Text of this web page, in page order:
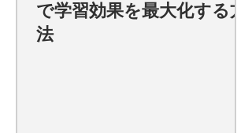
で学習効果を最大化する方
法